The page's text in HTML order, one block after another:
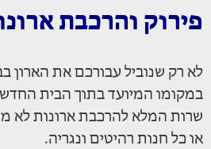
פירוק והרכבת
לא רק שנוביל עבורכם את הארון
במקומו המיועד בתוך הבית
או כל חנות רהיטים ונגריה.